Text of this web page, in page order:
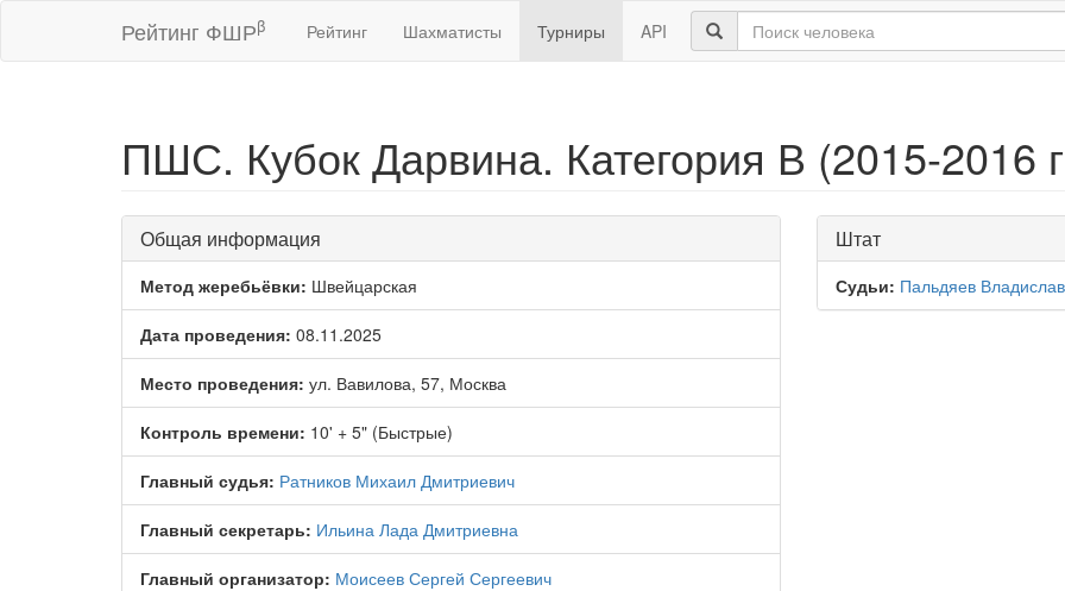
Рейтинг ФШРβ Рейтинг Шахматисты Турниры API
ПШС. Кубок Дарвина. Категория В (2015-2016
Общая информация
Метод жеребьёвки: Швейцарская
Дата проведения: 08.11.2025
Место проведения: ул. Вавилова, 57, Москва
Контроль времени: 10' + 5" (Быстрые)
Главный судья: Ратников Михаил Дмитриевич
Главный секретарь: Ильина Лада Дмитриевна
Главный организатор: Моисеев Сергей Сергеевич
Штат
Судьи: Пальдяев Владислав